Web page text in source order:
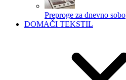
Preproge za dnevno sobo
DOMAČI TEKSTIL